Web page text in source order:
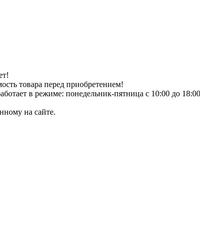
товара перед приобретением!
в режиме: понедельник-пятница с 10:00 до 18:00.
на сайте.